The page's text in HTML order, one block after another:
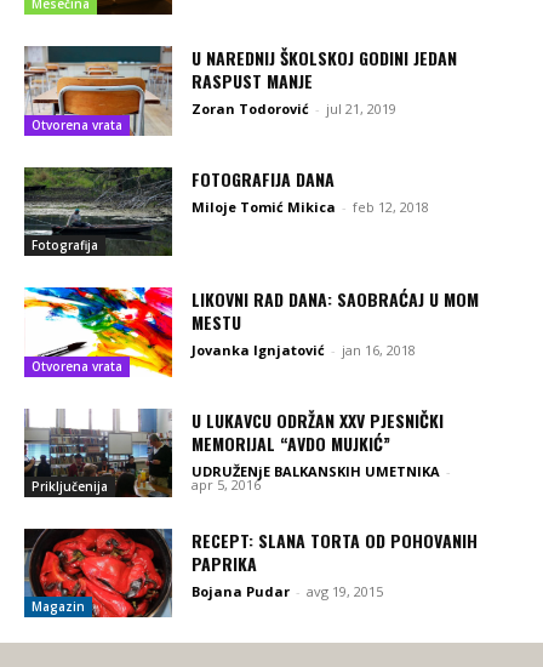
Mesečina
Otvorena vrata
U NAREDNIJ ŠKOLSKOJ GODINI JEDAN
RASPUST MANJE
Zoran Todorović - jul 21, 2019
Fotografija
FOTOGRAFIJA DANA
Miloje Tomić Mikica - feb 12, 2018
Otvorena vrata
LIKOVNI RAD DANA: SAOBRAĆAJ U MOM
MESTU
Jovanka Ignjatović - jan 16, 2018
Priključenija
U LUKAVCU ODRŽAN XXV PJESNIČKI
MEMORIJAL “AVDO MUJKIĆ”
UDRUŽENjE BALKANSKIH UMETNIKA -
apr 5, 2016
Magazin
RECEPT: SLANA TORTA OD POHOVANIH
PAPRIKA
Bojana Pudar - avg 19, 2015